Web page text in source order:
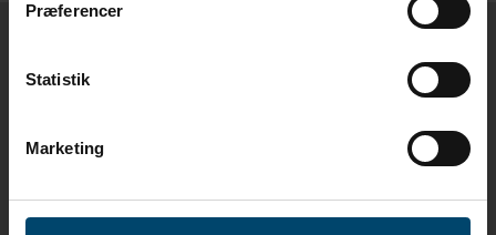
Præferencer
Statistik
Marketing